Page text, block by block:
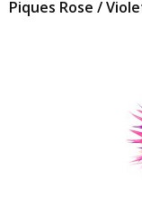
Piques Rose /